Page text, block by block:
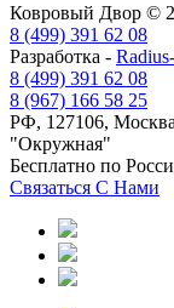
Ковровый Двор ©
8 (499) 391 62 08
Разработка -
8 (499) 391 62 08
8 (967) 166 58 25
РФ, 127106,
"Окружная"
Бесплатно по
Связаться С Нами